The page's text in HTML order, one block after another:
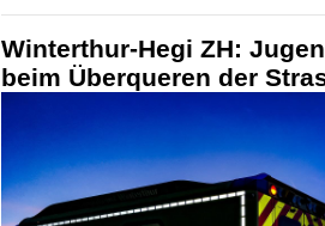
Winterthur-Hegi ZH:
beim Überqueren der